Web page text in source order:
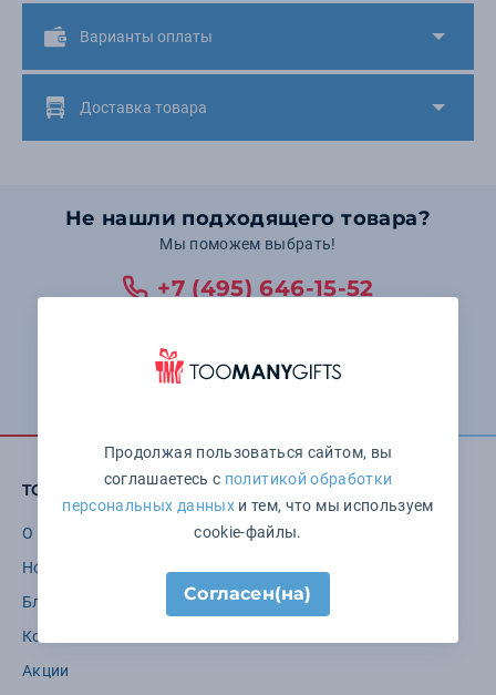
Варианты оплаты
Доставка товара
Не нашли подходящего товара?
Мы поможем выбрать!
+7 (495) 646-15-52
Оставить заявку
TOOMANYGIFTS
О компании
Новости
Блог
Контакты
Акции
Бренды
Требования к макетам
Продолжая пользоваться сайтом, вы
соглашаетесь с политикой обработки
персональных данныхи тем, что мы используем
cookie-файлы.
Согласен(на)